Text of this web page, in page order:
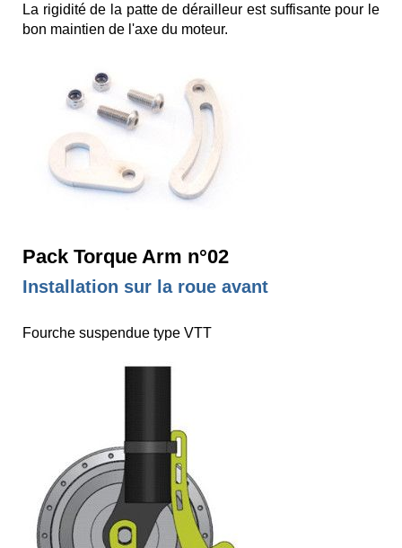
La rigidité de la patte de dérailleur est suffisante pour le
bon maintien de l'axe du moteur.
Pack Torque Arm n°02
Installation sur la roue avant
Fourche suspendue type VTT